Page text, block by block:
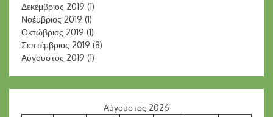
Δεκέμβριος 2019 (1)
Νοέμβριος 2019 (1)
Οκτώβριος 2019 (1)
Σεπτέμβριος 2019 (8)
Αύγουστος 2019 (1)
Αύγουστος 2026